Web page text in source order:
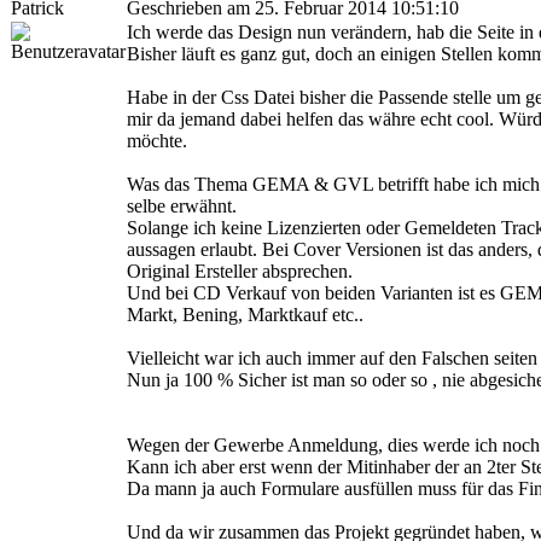
Patrick
Geschrieben am 25. Februar 2014 10:51:10
Ich werde das Design nun verändern, hab die Seite
Bisher läuft es ganz gut, doch an einigen Stellen
Habe in der Css Datei bisher die Passende stelle um
mir da jemand dabei helfen das währe echt cool.
möchte.
Was das Thema GEMA & GVL betrifft habe ich
selbe erwähnt.
Solange ich keine Lizenzierten oder Gemeldeten
aussagen erlaubt. Bei Cover Versionen ist das
Original Ersteller absprechen.
Und bei CD Verkauf von beiden Varianten ist es
Markt, Bening, Marktkauf etc..
Vielleicht war ich auch immer auf den Falschen
Nun ja 100 % Sicher ist man so oder so , nie
Wegen der Gewerbe Anmeldung, dies werde ich
Kann ich aber erst wenn der Mitinhaber der an 2ter
Da mann ja auch Formulare ausfüllen muss für das
Und da wir zusammen das Projekt gegründet haben,